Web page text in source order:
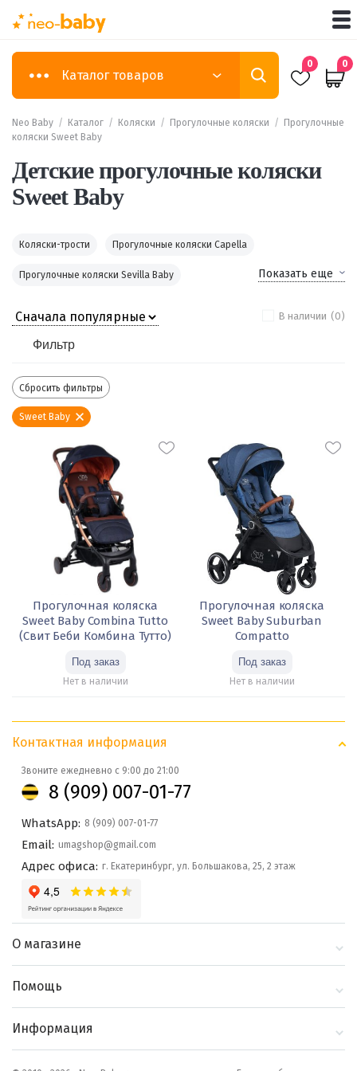
Каталог товаров
0 0
Neo Baby / Каталог / Коляски / Прогулочные коляски /
Прогулочные
коляски Sweet Baby
Детские прогулочные коляски
Sweet Baby
Коляски-трости Прогулочные коляски Capella
Прогулочные коляски Sevilla Baby Показать еще
В наличии (0)
Фильтр
Сбросить фильтры
Sweet Baby
Прогулочная коляска
Sweet Baby Combina Tutto
(Свит Беби Комбина Тутто)
Нет в наличии
Прогулочная коляска
Sweet Baby Suburban
Compatto
Нет в наличии
Контактная информация
Звоните ежедневно с 9:00 до 21:00
8 (909) 007-01-77
WhatsApp: 8 (909) 007-01-77
Email: umagshop@gmail.com
Адрес офиса: г. Екатеринбург, ул. Большакова, 25, 2 этаж
О магазине
Блог
Помощь
Информация